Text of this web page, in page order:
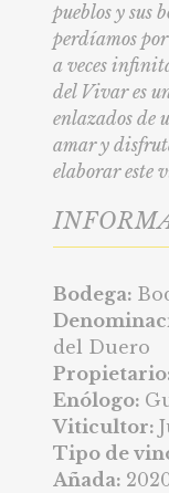
pueblos y sus
perdíamos por
a veces
del Vivar es
enlazados de
amar y
elaborar este
Bodega:
del Duero
Enólogo:
Viticultor:
Tipo de
Añada: